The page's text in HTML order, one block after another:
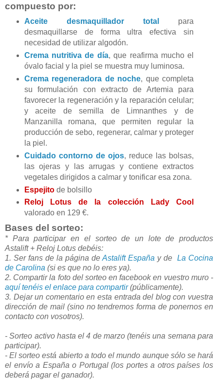
compuesto por:
Aceite desmaquillador total
para
desmaquillarse de forma ultra efectiva sin
necesidad de utilizar algodón.
Crema nutritiva de día,que reafirma mucho el
óvalo facial y la piel se muestra muy luminosa.
Crema regeneradora de noche, que completa
su formulación con extracto de Artemia para
favorecer la regeneración y la reparación celular;
y aceite de semilla de Limnanthes y de
Manzanilla romana, que permiten regular la
producción de sebo, regenerar, calmar y proteger
la piel.
Cuidado contorno de ojos, reduce las bolsas,
las ojeras y las arrugas y contiene extractos
vegetales dirigidos a calmar y tonificar esa zona.
Espejitode bolsillo
Reloj Lotus de la colección Lady Cool
valorado en 129 €.
Bases del sorteo:
* Para participar en el sorteo de un lote de productos
Astalift + Reloj Lotus debéis:
1. Ser fans de la página de Astalift España y de La Cocina
de Carolina (si es que no lo eres ya).
2. Compartir la foto del sorteo en facebook en vuestro muro -
aquí tenéis el enlace para compartir(públicamente).
3. Dejar un comentario en esta entrada del blog con vuestra
dirección de mail (sino no tendremos forma de ponernos en
contacto con vosotros).
- Sorteo activo hasta el 4 de marzo (tenéis una semana para
participar).
- El sorteo está abierto a todo el mundo aunque sólo se hará
el envío a España o Portugal (los portes a otros países los
deberá pagar el ganador).